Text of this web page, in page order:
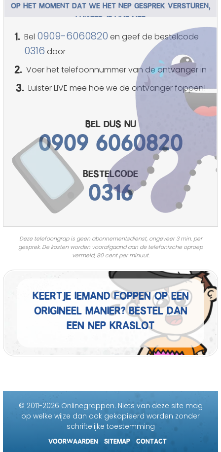
OP HET MOMENT DAT WE HET NEP GESPREK VERSTUREN,
LUISTER JE LIVE MEE
1. Bel 0909-6060820 en geef de bestelcode
0316 door
2. Voer het telefoonnummer van de ontvanger in
3. Luister LIVE mee hoe we de ontvanger foppen!
Bel dus nu
0909 6060820
bestelcode
0316
Deze telefoongrap is geen abonnementsdienst, ongeveer 3 min. per
gesprek. De kosten worden voorafgaand aan de telefonische oproep
vermeld, 80 cent per minuut.
Keertje iemand foppen op een
origineel manier? Bestel dan
een nep kraslot
© 2011-2026 Onlinegrappen. Niets van deze site mag
op welke wijze dan ook gekopieerd worden zonder
schriftelijke toestemming
VOORWAARDEN SITEMAP CONTACT